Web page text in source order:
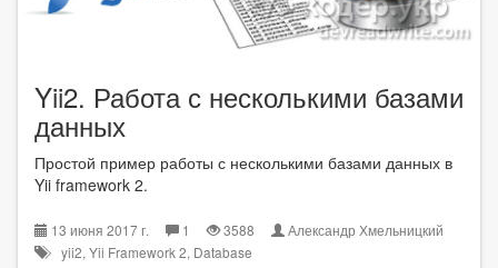
Yii2. Работа с несколькими базами
данных
Простой пример работы с несколькими базами данных в
Yii framework 2.
13 июня 2017 г. 1 3588
Александр Хмельницкий
yii2, Yii Framework 2, Database